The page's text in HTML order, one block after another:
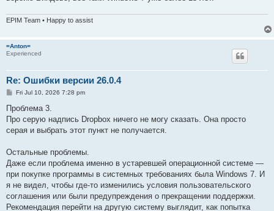
EPIM Team • Happy to assist
=Anton=
Experienced
Re: Ошибки версии 26.0.4
P
s
Fri Jul 10, 2026 7:28 pm
Проблема 3.
Про серую надпись Dropbox ничего не могу сказать. Она просто
серая и выбрать этот пункт не получается.
Остальные проблемы.
Даже если проблема именно в устаревшей операционной системе —
при покупке программы в системных требованиях была Windows 7. И
я не видел, чтобы где-то изменились условия пользовательского
соглашения или были предупреждения о прекращении поддержки.
Рекомендация перейти на другую систему выглядит, как попытка